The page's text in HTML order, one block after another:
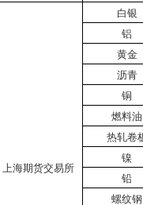
上海期货交易所
白银
铝
黄金
沥青
铜
燃料油
热轧卷
镍
铅
螺纹钢